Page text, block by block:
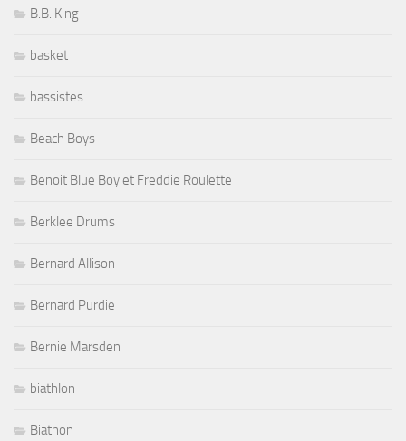
B.B. King
basket
bassistes
Beach Boys
Benoit Blue Boy et Freddie Roulette
Berklee Drums
Bernard Allison
Bernard Purdie
Bernie Marsden
biathlon
Biathon